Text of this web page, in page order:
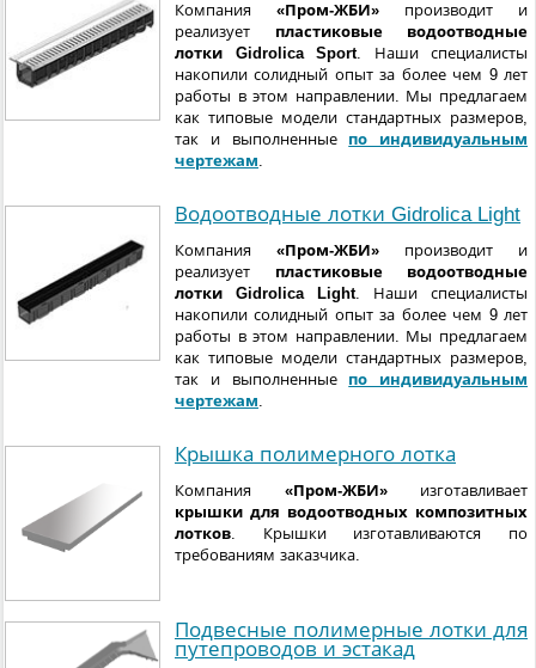
Компания «Пром-ЖБИ» производит и
реализует пластиковые водоотводные
лотки Gidrolica Sport. Наши специалисты
накопили солидный опыт за более чем 9 лет
работы в этом направлении. Мы предлагаем
как типовые модели стандартных размеров,
так и выполненные по индивидуальным
чертежам.
Водоотводные лотки Gidrolica Light
Компания «Пром-ЖБИ» производит и
реализует пластиковые водоотводные
лотки Gidrolica Light. Наши специалисты
накопили солидный опыт за более чем 9 лет
работы в этом направлении. Мы предлагаем
как типовые модели стандартных размеров,
так и выполненные по индивидуальным
чертежам.
Крышка полимерного лотка
Компания «Пром-ЖБИ»изготавливает
крышки для водоотводных композитных
лотков. Крышки изготавливаются по
требованиям заказчика.
Подвесные полимерные лотки для
путепроводов и эстакад